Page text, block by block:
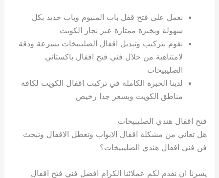
نعمل على فتح قفل باب المنيوم وباب حديد بكل
سهولة وبخبرة ممتازة عبر نجار الكويت
نقوم بتركيب وتبديل اقفال الصليبيخات بسرعة ودقة
لامتناهية من خلال فني فتح اقفال باكستاني
الصليبيخات
لدينا الخبرة الكاملة في تركيب اقفال الكويت لكافة
مناطق الكويت وبسعر جدا رخيص
فتح اقفال هندي الصليبيخات
هل تعاني من مشكلة اقفال الابواب وتعطل الاقفال وتبحث
فن فني اقفال هندي الصليبيخات؟
يسرنا ان نقدم لكم عملائنا الكرام افضل فني فتح اقفال